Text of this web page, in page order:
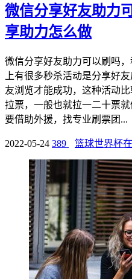
微信分享好友助力
享助力怎么做
微信分享好友助力可以刷吗
上有很多秒杀活动是分享好
友浏览才能成功，这种活动
拉票，一般也就拉一二十票
要借助外援，找专业刷票团...
2022-05-24 389 篮球世界杯